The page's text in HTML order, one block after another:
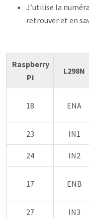
J’utilise la
retrouver et en
Raspberry
Pi
L298N
18 ENA
23 IN1
24 IN2
17 ENB
27 IN3